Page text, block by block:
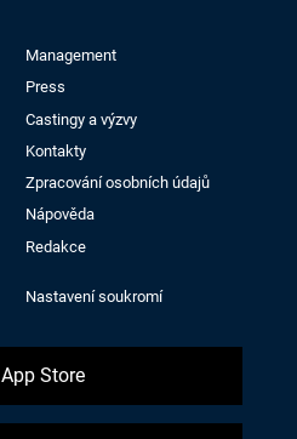
Management
Press
Castingy a výzvy
Kontakty
Zpracování osobních údajů
Nápověda
Redakce
Nastavení soukromí
App Store